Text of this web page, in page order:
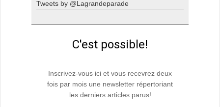
Tweets by @Lagrandeparade
C'est possible!
Inscrivez-vous ici et vous recevrez deux
fois par mois une newsletter répertoriant
les derniers articles parus!